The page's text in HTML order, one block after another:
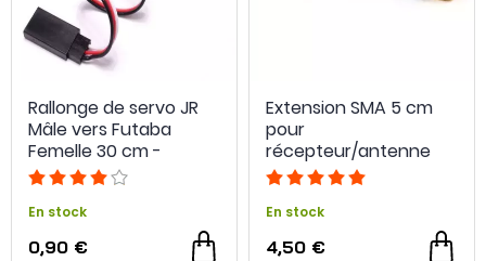
Rallonge de servo JR
Mâle vers Futaba
Femelle 30 cm -
ReadyToSky
En stock
0,90 €
Extension SMA 5 cm
pour
récepteur/antenne
5.8GHz
En stock
4,50 €